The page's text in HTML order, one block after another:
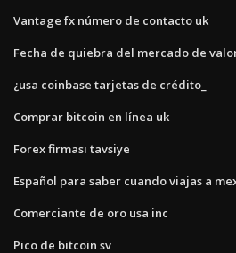
Vantage fx número de contacto uk
Fecha de quiebra del mercado de
¿usa coinbase tarjetas de crédito_
Comprar bitcoin en línea uk
Forex firması tavsiye
Español para saber cuando viajas a
Comerciante de oro usa inc
Pico de bitcoin sv